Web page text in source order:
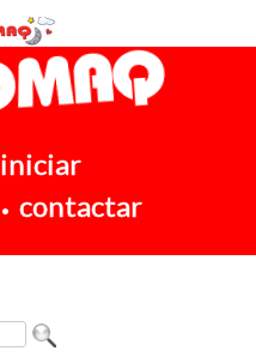
iniciar
• contactar